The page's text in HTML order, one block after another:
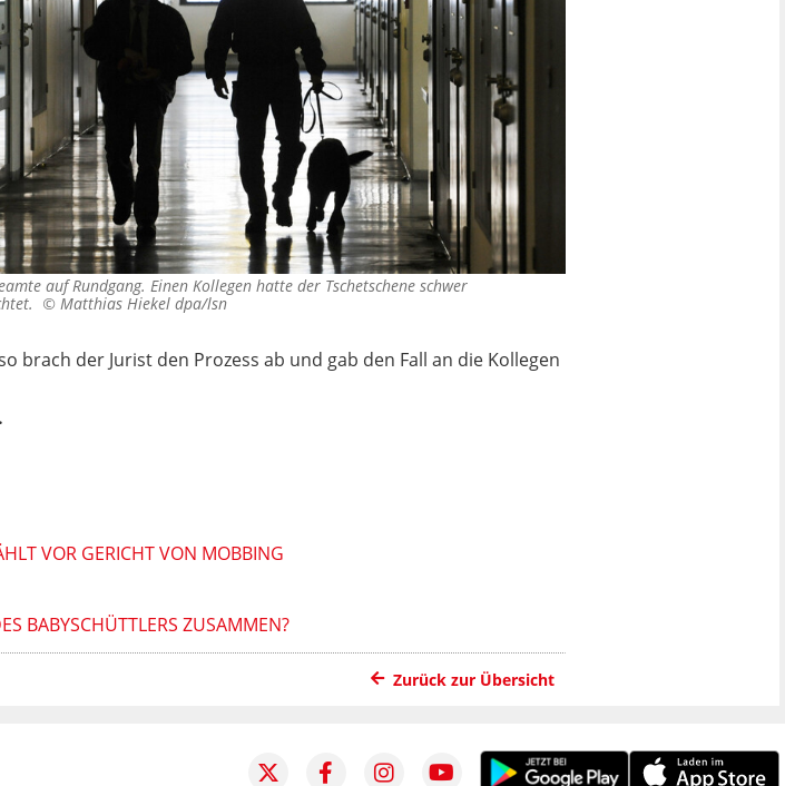
auf Rundgang. Einen Kollegen hatte der Tschetschene schwer
© Matthias Hiekel dpa/lsn
brach der Jurist den Prozess ab und gab den Fall an die Kollegen
VOR GERICHT VON MOBBING
BABYSCHÜTTLERS ZUSAMMEN?
Zurück zur Übersicht